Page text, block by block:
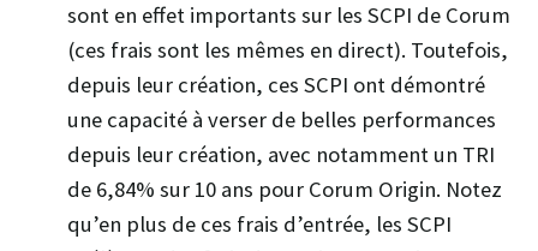
sont en effet importants sur les SCPI de Corum
(ces frais sont les mêmes en direct). Toutefois,
depuis leur création, ces SCPI ont démontré
une capacité à verser de belles performances
depuis leur création, avec notamment un TRI
de 6,84% sur 10 ans pour Corum Origin. Notez
qu’en plus de ces frais d’entrée, les SCPI